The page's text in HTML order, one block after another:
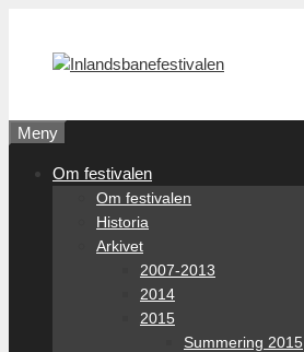
innehåll
Meny
Om festivalen
Om festivalen
Historia
Arkivet
2007-2013
2014
2015
Summering 2015